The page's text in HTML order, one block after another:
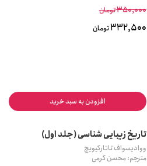
350,000تومان
332,500تومان
افزودن به سبد خرید
تاریخ زیبایی شناسی (جلد اول)
ووادیسواف تاتارکیویچ
مترجم: محسن کرمی